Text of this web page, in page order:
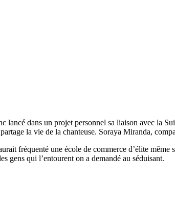
lancé dans un projet personnel sa liaison avec la
la vie de la chanteuse. Soraya Miranda,
fréquenté une école de commerce d’élite
gens qui l’entourent on a demandé au séduisant.